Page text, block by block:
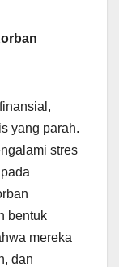
yang parah.
stres
bentuk
mereka
dan